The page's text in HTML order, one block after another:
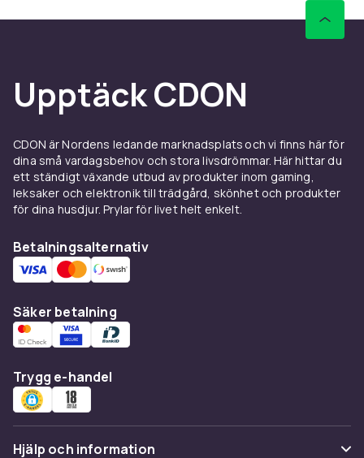
Upptäck CDON
CDON är Nordens ledande marknadsplats och vi finns här för
dina små vardagsbehov och stora livsdrömmar. Här hittar du
ett ständigt växande utbud av produkter inom gaming,
leksaker och elektronik till trädgård, skönhet och produkter
för dina husdjur. Prylar för livet helt enkelt.
Betalningsalternativ
Säker betalning
Trygg e-handel
Hjälp och information